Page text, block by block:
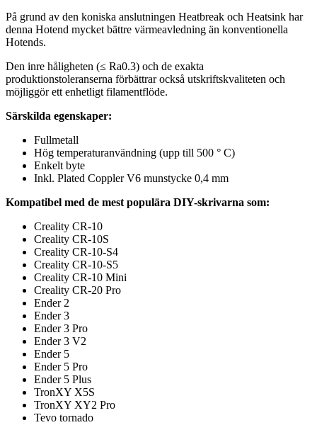
På grund av den koniska anslutningen Heatbreak och Heatsink har
denna Hotend mycket bättre värmeavledning än konventionella
Hotends.
Den inre håligheten (≤ Ra0.3) och de exakta
produktionstoleranserna förbättrar också utskriftskvaliteten och
möjliggör ett enhetligt filamentflöde.
Särskilda egenskaper:
Fullmetall
Hög temperaturanvändning (upp till 500 ° C)
Enkelt byte
Inkl. Plated Coppler V6 munstycke 0,4 mm
Kompatibel med de mest populära DIY-skrivarna som:
Creality CR-10
Creality CR-10S
Creality CR-10-S4
Creality CR-10-S5
Creality CR-10 Mini
Creality CR-20 Pro
Ender 2
Ender 3
Ender 3 Pro
Ender 3 V2
Ender 5
Ender 5 Pro
Ender 5 Plus
TronXY X5S
TronXY XY2 Pro
Tevo tornado